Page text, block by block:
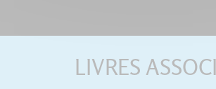
LIVRES